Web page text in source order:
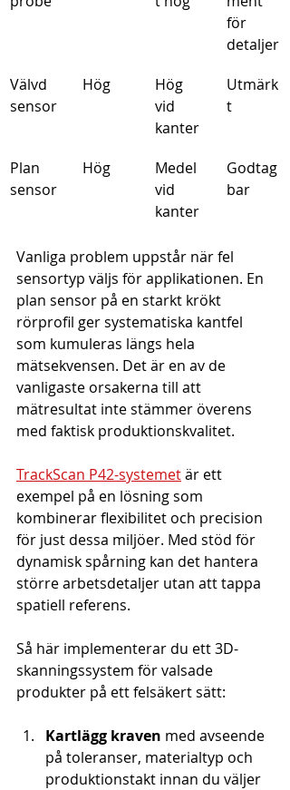
för
detaljer
Välvd
sensor
Hög
Hög
vid
kanter
Utmärk
t
Plan
sensor
Hög
Medel
vid
kanter
Godtag
bar
Vanliga problem uppstår när fel
sensortyp väljs för applikationen. En
plan sensor på en starkt krökt
rörprofil ger systematiska kantfel
som kumuleras längs hela
mätsekvensen. Det är en av de
vanligaste orsakerna till att
mätresultat inte stämmer överens
med faktisk produktionskvalitet.
TrackScan P42-systemet är ett
exempel på en lösning som
kombinerar flexibilitet och precision
för just dessa miljöer. Med stöd för
dynamisk spårning kan det hantera
större arbetsdetaljer utan att tappa
spatiell referens.
Så här implementerar du ett 3D-
skanningssystem för valsade
produkter på ett felsäkert sätt:
Kartlägg kraven med avseende
på toleranser, materialtyp och
produktionstakt innan du väljer